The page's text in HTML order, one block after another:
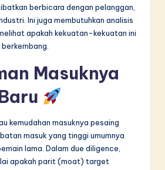
berbicara dengan pelanggan,
Ini juga membutuhkan analisis
apakah kekuatan-kekuatan ini
Masuknya
kemudahan masuknya pesaing
masuk yang tinggi umumnya
lama. Dalam due diligence,
apakah parit (moat) target